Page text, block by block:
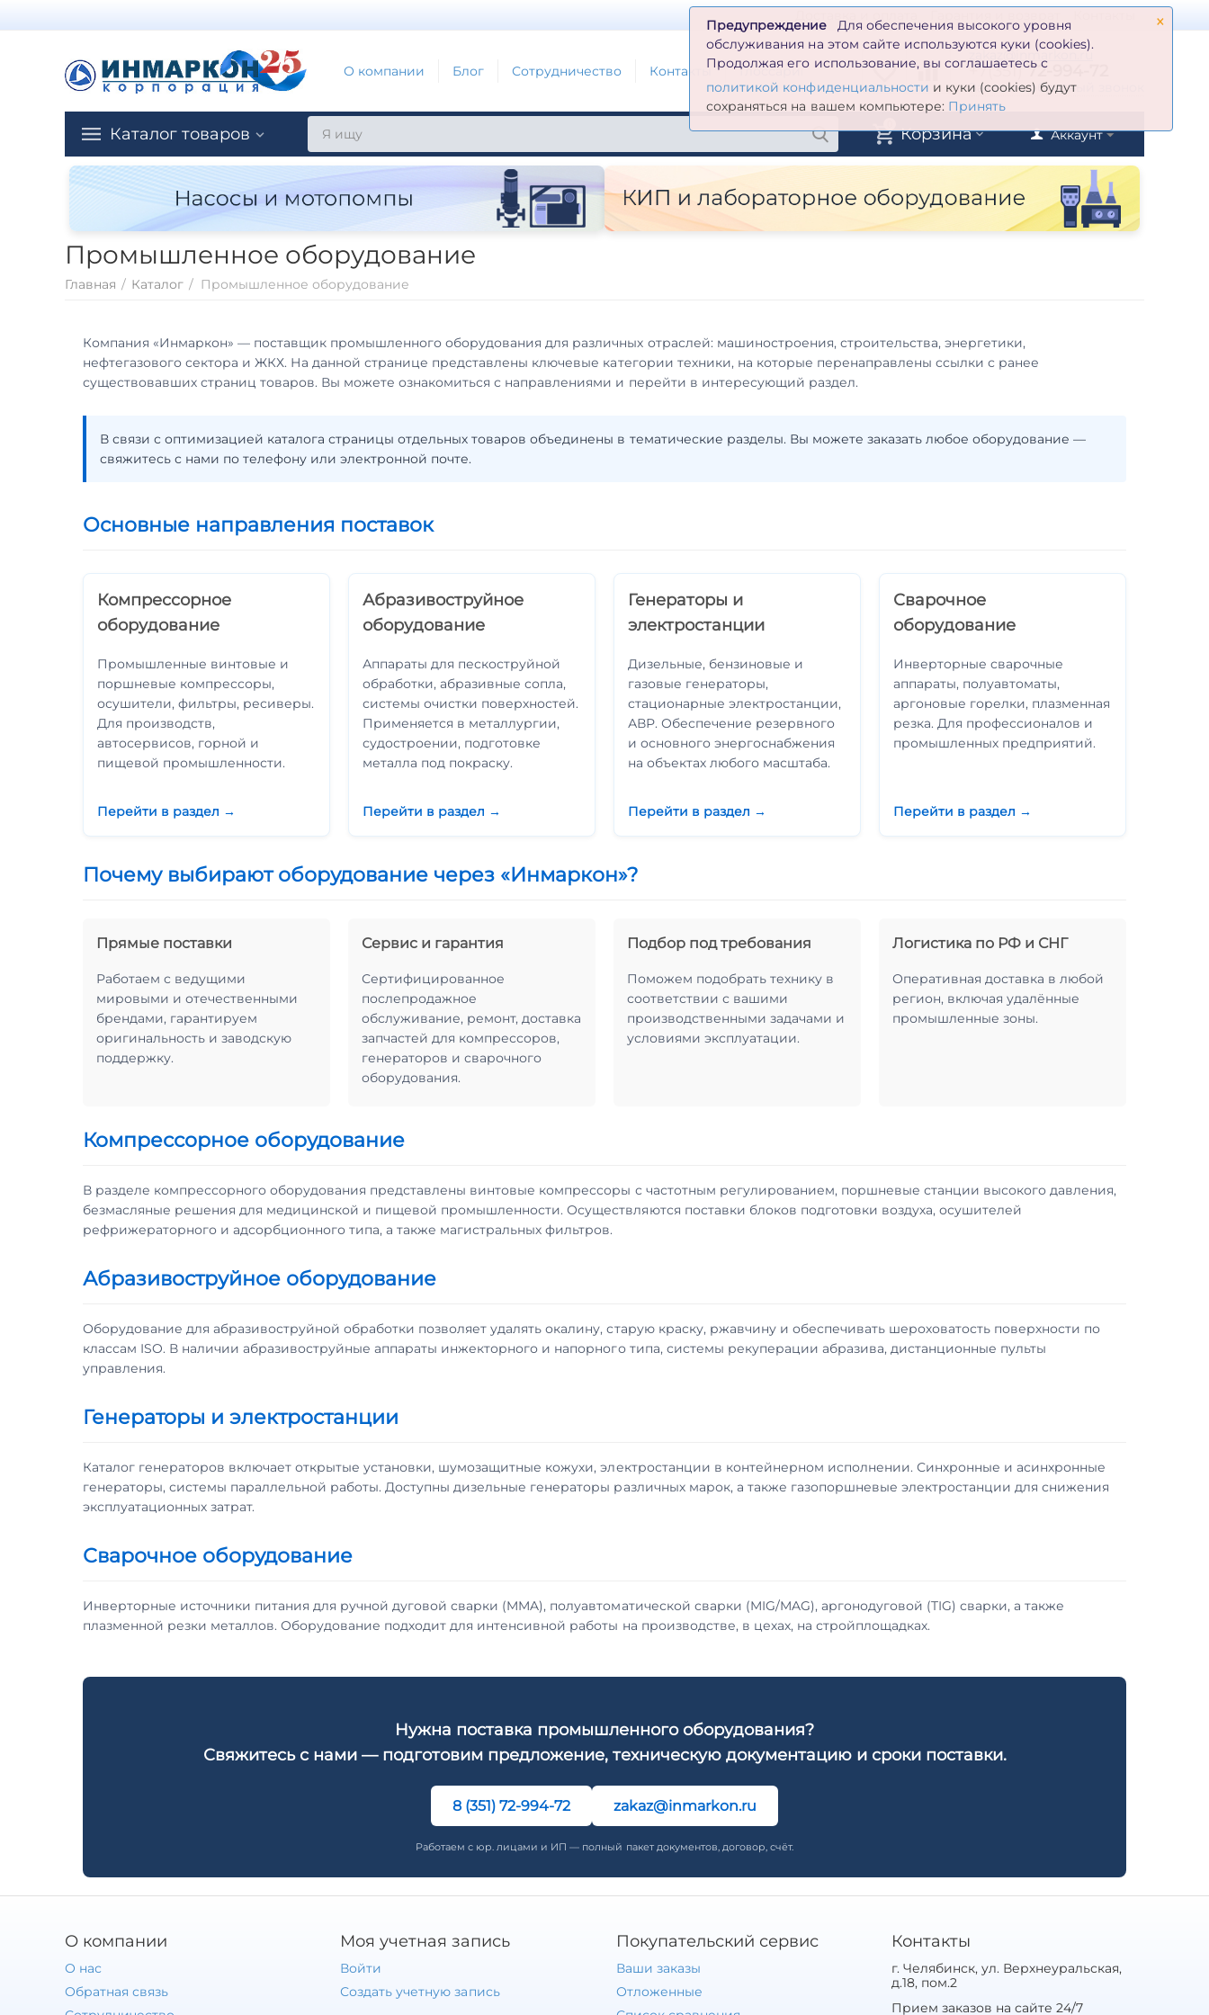
×
Предупреждение
Для обеспечения высокого уровня
обслуживания на этом сайте используются куки (cookies).
Продолжая его использование, вы соглашаетесь с
политикой конфиденциальности и куки (cookies) будут
сохраняться на вашем компьютере: Принять
О компании Блог Сотрудничество Контакты Глоссарий
zakaz@inmarkon.ru
+7(351)72-994-72
Заказать обратный звонок
Каталог товаров Аккаунт
Корзина
Промышленное оборудование
Главная / Каталог / Промышленное оборудование
Компания «Инмаркон» — поставщик промышленного оборудования для различных отраслей: машиностроения, строительства, энергетики,
нефтегазового сектора и ЖКХ. На данной странице представлены ключевые категории техники, на которые перенаправлены ссылки с ранее
существовавших страниц товаров. Вы можете ознакомиться с направлениями и перейти в интересующий раздел.
В связи с оптимизацией каталога страницы отдельных товаров объединены в тематические разделы. Вы можете заказать любое оборудование —
свяжитесь с нами по телефону или электронной почте.
Основные направления поставок
Компрессорное
оборудование
Промышленные винтовые и
поршневые компрессоры,
осушители, фильтры, ресиверы.
Для производств,
автосервисов, горной и
пищевой промышленности.
Перейти в раздел →
Абразивоструйное
оборудование
Аппараты для пескоструйной
обработки, абразивные сопла,
системы очистки поверхностей.
Применяется в металлургии,
судостроении, подготовке
металла под покраску.
Перейти в раздел →
Генераторы и
электростанции
Дизельные, бензиновые и
газовые генераторы,
стационарные электростанции,
АВР. Обеспечение резервного
и основного энергоснабжения
на объектах любого масштаба.
Перейти в раздел →
Сварочное
оборудование
Инверторные сварочные
аппараты, полуавтоматы,
аргоновые горелки, плазменная
резка. Для профессионалов и
промышленных предприятий.
Перейти в раздел →
Почему выбирают оборудование через «Инмаркон»?
Прямые поставки
Работаем с ведущими
мировыми и отечественными
брендами, гарантируем
оригинальность и заводскую
поддержку.
Сервис и гарантия
Сертифицированное
послепродажное
обслуживание, ремонт, доставка
запчастей для компрессоров,
генераторов и сварочного
оборудования.
Подбор под требования
Поможем подобрать технику в
соответствии с вашими
производственными задачами и
условиями эксплуатации.
Логистика по РФ и СНГ
Оперативная доставка в любой
регион, включая удалённые
промышленные зоны.
Компрессорное оборудование
В разделе компрессорного оборудования представлены винтовые компрессоры с частотным регулированием, поршневые станции высокого давления,
безмасляные решения для медицинской и пищевой промышленности. Осуществляются поставки блоков подготовки воздуха, осушителей
рефрижераторного и адсорбционного типа, а также магистральных фильтров.
Абразивоструйное оборудование
Оборудование для абразивоструйной обработки позволяет удалять окалину, старую краску, ржавчину и обеспечивать шероховатость поверхности по
классам ISO. В наличии абразивоструйные аппараты инжекторного и напорного типа, системы рекуперации абразива, дистанционные пульты
управления.
Генераторы и электростанции
Каталог генераторов включает открытые установки, шумозащитные кожухи, электростанции в контейнерном исполнении. Синхронные и асинхронные
генераторы, системы параллельной работы. Доступны дизельные генераторы различных марок, а также газопоршневые электростанции для снижения
эксплуатационных затрат.
Сварочное оборудование
Инверторные источники питания для ручной дуговой сварки (MMA), полуавтоматической сварки (MIG/MAG), аргонодуговой (TIG) сварки, а также
плазменной резки металлов. Оборудование подходит для интенсивной работы на производстве, в цехах, на стройплощадках.
Нужна поставка промышленного оборудования?
Свяжитесь с нами — подготовим предложение, техническую документацию и сроки поставки.
8 (351) 72-994-72 zakaz@inmarkon.ru
Работаем с юр. лицами и ИП — полный пакет документов, договор, счёт.
О компании
О нас
Обратная связь
Моя учетная запись
Войти
Создать учетную запись
Покупательский сервис
Ваши заказы
Отложенные
Контакты
г. Челябинск, ул. Верхнеуральская,
д.18, пом.2
Прием заказов на сайте 24/7